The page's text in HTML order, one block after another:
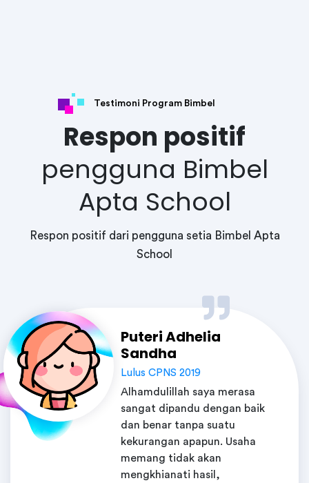
Testimoni Program Bimbel
Respon positif
pengguna Bimbel
Apta School
Respon positif dari pengguna setia Bimbel Apta
School
Puteri Adhelia
Sandha
Lulus CPNS 2019
Alhamdulillah saya merasa
sangat dipandu dengan baik
dan benar tanpa suatu
kekurangan apapun. Usaha
memang tidak akan
mengkhianati hasil,